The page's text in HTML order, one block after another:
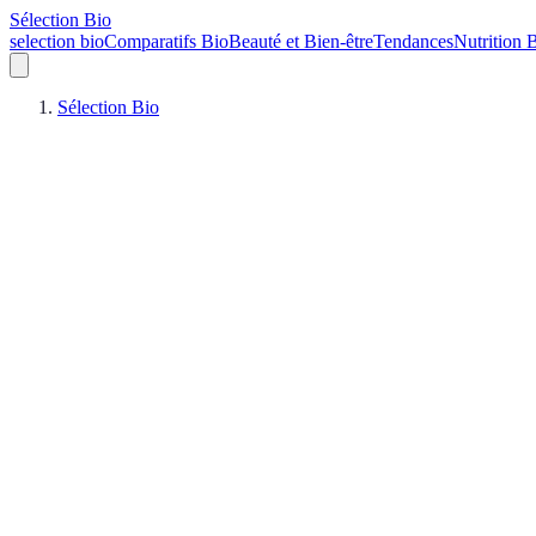
Sélection Bio
selection bioComparatifs BioBeauté et Bien-êtreTendancesNutrition
Sélection Bio